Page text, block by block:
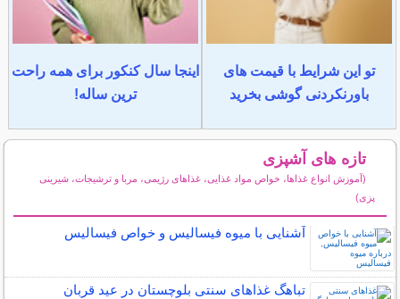
تو این شرایط با قیمت های
باورنکردنی گوشی بخرید
اینجا سال کنکور برای همه راحت
ترین ساله!
تازه های آشپزی
(آموزش انواع غذاها، خواص مواد غذایی، غذاهای رژیمی، مربا و ترشیجات، شیرینی
پزی)
آشنایی با میوه فیسالیس و خواص فیسالیس
تباهگ غذاهای سنتی بلوچستان در عید قربان